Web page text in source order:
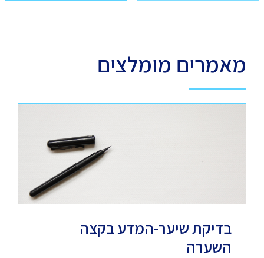
מאמרים מומלצים
בדיקת שיער-המדע בקצה
השערה